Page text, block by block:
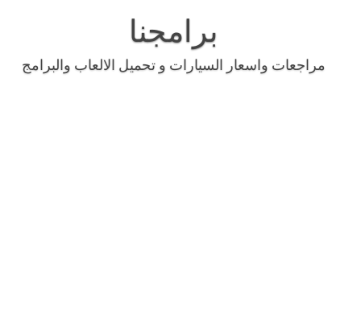
برامجنا
مراجعات واسعار السيارات و تحميل الالعاب والبرامج